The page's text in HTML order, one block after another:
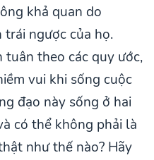
khả quan do
trái ngược của họ.
theo các quy ước,
vui khi sống cuộc
đạo này sống ở hai
có thể không phải là
như thế nào? Hãy